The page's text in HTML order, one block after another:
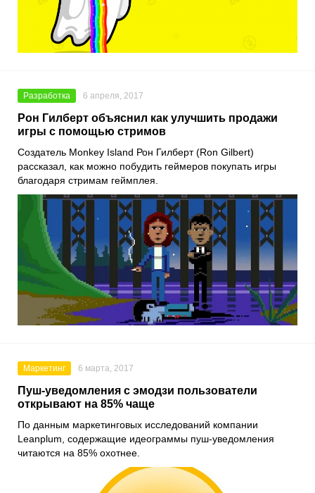
Разработка 6 апреля, 2017
Рон Гилберт объяснил как улучшить продажи
игры с помощью стримов
Создатель Monkey Island Рон Гилберт (Ron Gilbert)
рассказал, как можно побудить геймеров покупать игры
благодаря стримам геймплея.
Маркетинг 6 марта, 2017
Пуш-уведомления с эмодзи пользователи
открывают на 85% чаще
По данным маркетинговых исследований компании
Leanplum, содержащие идеограммы пуш-уведомления
читаются на 85% охотнее.